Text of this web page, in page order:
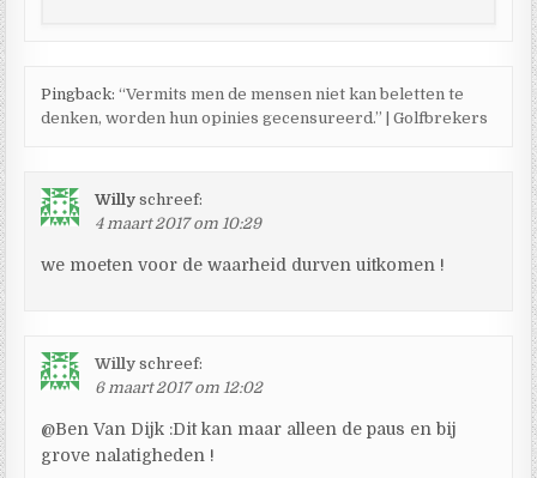
Pingback:“Vermits men de mensen niet kan beletten te
denken, worden hun opinies gecensureerd.” | Golfbrekers
Willy schreef:
4 maart 2017 om 10:29
we moeten voor de waarheid durven uitkomen !
Willy schreef:
6 maart 2017 om 12:02
@Ben Van Dijk :Dit kan maar alleen de paus en bij
grove nalatigheden !